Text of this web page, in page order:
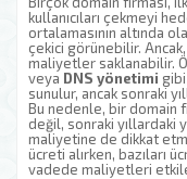
kullanıcıları çekmeyi
ortalamasının altında
çekici görünebilir.
maliyetler saklanabilir.
veya DNS yönetimi
sunulur, ancak sonraki
Bu nedenle, bir domain
değil, sonraki
maliyetine de dikkat
ücreti alırken, bazıları
vadede maliyetleri